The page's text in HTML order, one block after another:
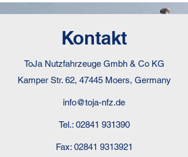
Kontakt
ToJa Nutzfahrzeuge Gmbh & Co KG
Kamper Str. 62, 47445 Moers, Germany
info@toja-nfz.de
Tel.: 02841 931390
Fax: 02841 9313921